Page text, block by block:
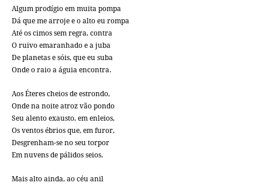
Algum prodígio em muita pompa
Dá que me arroje e o alto eu rompa
Até os cimos sem regra, contra
O ruivo emaranhado e a juba
De planetas e sóis, que eu suba
Onde o raio a águia encontra.
Aos Éteres cheios de estrondo,
Onde na noite atroz vão pondo
Seu alento exausto, em enleios,
Os ventos ébrios que, em furor,
Desgrenham-se no seu torpor
Em nuvens de pálidos seios.
Mais alto ainda, ao céu anil